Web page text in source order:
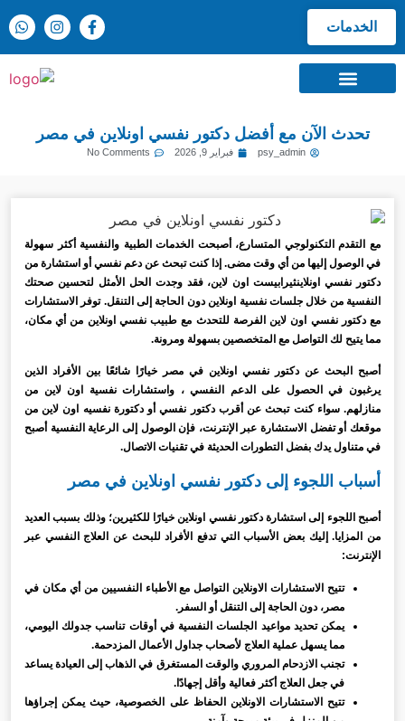
الخدمات
تحدث الآن مع أفضل دكتور نفسي اونلاين في مصر
psy_admin فبراير 9, 2026 No Comments
مع التقدم التكنولوجي المتسارع، أصبحت الخدمات الطبية والنفسية أكثر سهولة
في الوصول إليها من أي وقت مضى. إذا كنت تبحث عن دعم نفسي أو استشارة من
دكتور نفسي اونلاينثيرابيست اون لاين، فقد وجدت الحل الأمثل لتحسين صحتك
النفسية من خلال جلسات نفسية اونلاين دون الحاجة إلى التنقل. توفر الاستشارات
مع دكتور نفسي اون لاين الفرصة للتحدث مع طبيب نفسي اونلاين من أي مكان،
مما يتيح لك التواصل مع المتخصصين بسهولة ومرونة.
أصبح البحث عن دكتور نفسي اونلاين في مصر خيارًا شائعًا بين الأفراد الذين
يرغبون في الحصول على الدعم النفسي ، واستشارات نفسية اون لاين من
منازلهم. سواء كنت تبحث عن أقرب دكتور نفسي أو دكتورة نفسيه اون لاين من
موقعك أو تفضل الاستشارة عبر الإنترنت، فإن الوصول إلى الرعاية النفسية أصبح
في متناول يدك بفضل التطورات الحديثة في تقنيات الاتصال.
أسباب اللجوء إلى دكتور نفسي اونلاين في مصر
أصبح اللجوء إلى استشارة دكتور نفسي اونلاين خيارًا للكثيرين؛ وذلك بسبب العديد
من المزايا. إليك بعض الأسباب التي تدفع الأفراد للبحث عن العلاج النفسي عبر
الإنترنت:
تتيح الاستشارات الاونلاين التواصل مع الأطباء النفسيين من أي مكان في
مصر، دون الحاجة إلى التنقل أو السفر.
يمكن تحديد مواعيد الجلسات النفسية في أوقات تناسب جدولك اليومي،
مما يسهل عملية العلاج لأصحاب جداول الأعمال المزدحمة.
تجنب الازدحام المروري والوقت المستغرق في الذهاب إلى العيادة يساعد
في جعل العلاج أكثر فعالية وأقل إجهادًا.
تتيح الاستشارات الاونلاين الحفاظ على الخصوصية، حيث يمكن إجراؤها